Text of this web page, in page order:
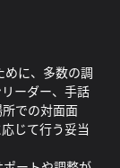
に、多数の調
ーダー、手話
での対面面
じて行う妥当